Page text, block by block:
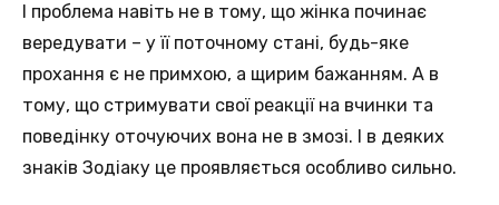
І проблема навіть не в тому, що жінка починає
вередувати – у її поточному стані, будь-яке
прохання є не примхою, а щирим бажанням. А в
тому, що стримувати свої реакції на вчинки та
поведінку оточуючих вона не в змозі. І в деяких
знаків Зодіаку це проявляється особливо сильно.